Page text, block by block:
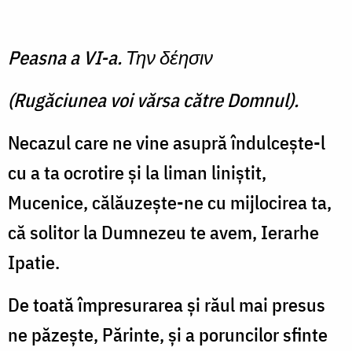
Peasna a VI-a. Την δέησιν
(Rugăciunea voi vărsa către Domnul).
Necazul care ne vine asupră îndulceşte-l
cu a ta ocrotire şi la liman liniştit,
Mucenice, călăuzeşte-ne cu mijlocirea ta,
că solitor la Dumnezeu te avem, Ierarhe
Ipatie.
De toată împresurarea şi răul mai presus
ne păzeşte, Părinte, şi a poruncilor sfinte